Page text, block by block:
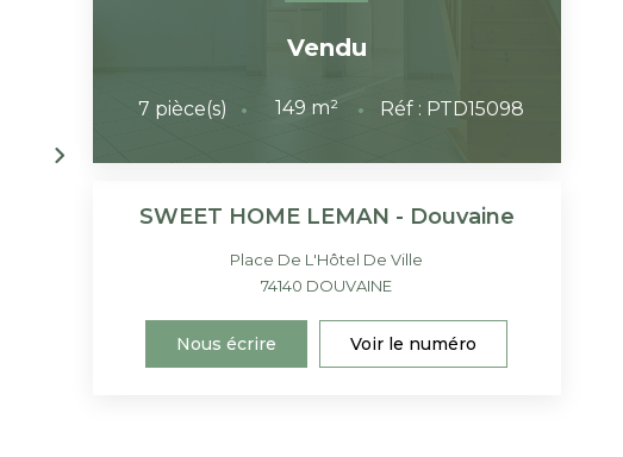
Vendu
7 pièce(s) 149 m² Réf : PTD15098
SWEET HOME LEMAN - Douvaine
Place De L'Hôtel De Ville
74140 DOUVAINE
Nous écrire Voir le numéro